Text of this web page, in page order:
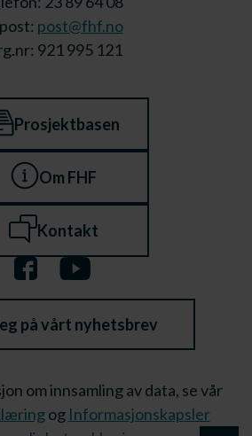
post@fhf.no
921 995 121
Prosjektbasen
Om FHF
Kontakt
på vårt nyhetsbrev
om innsamling av data, se vår
og Informasjonskapsler